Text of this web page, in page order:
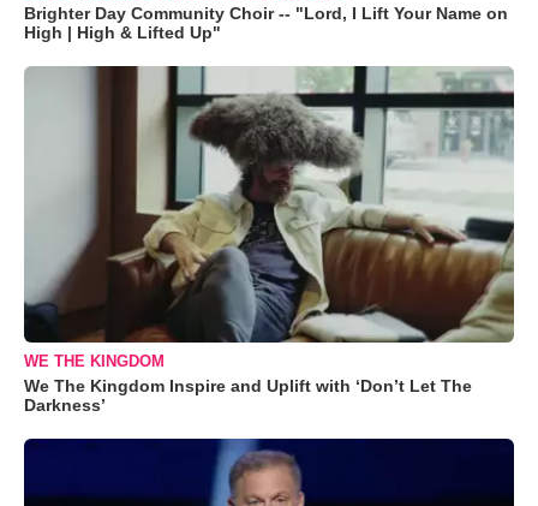
Brighter Day Community Choir -- "Lord, I Lift Your Name on
High | High & Lifted Up"
WE THE KINGDOM
We The Kingdom Inspire and Uplift with ‘Don’t Let The
Darkness’